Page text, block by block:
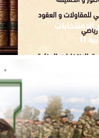
11